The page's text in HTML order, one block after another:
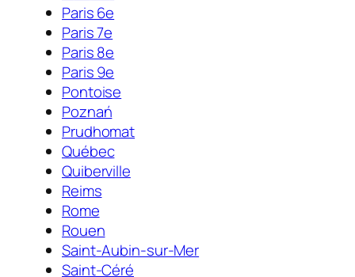
Paris 6e
Paris 7e
Paris 8e
Paris 9e
Pontoise
Poznań
Prudhomat
Québec
Quiberville
Reims
Rome
Rouen
Saint-Aubin-sur-Mer
Saint-Céré